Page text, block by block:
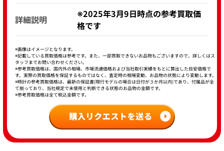
詳細説明
※2025年3月9日時点の参考買取価
格です
※画像はイメージとなります。
※記載している買取価格は参考です。また、一部買取できないお品物もございますので、詳しくはス
タッフまでお問い合わせください。
※参考買取価格は、国内外の相場、市場流通価格および当社取引実績をもとに算出した目安価格で
す。実際の買取価格を保証するものではなく、査定時の相場変動、お品物の状態により変動します。
※時計の参考買取価格は、最新の保証書(現行モデルの場合は日付が３か月以内)であり、付属品が全
て揃っており、当社規定で未使用と判断できる状態のお品物の金額です。
※参考買取価格は全て税込金額です。